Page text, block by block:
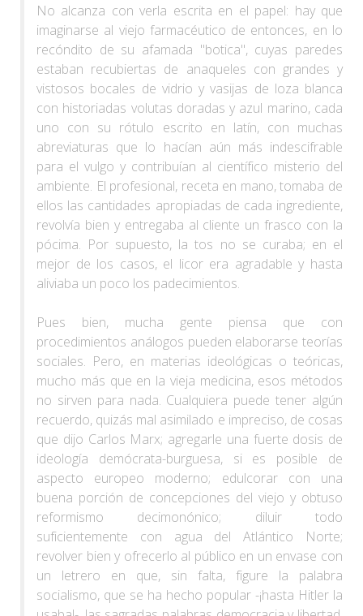
No alcanza con verla escrita en el papel: hay que
imaginarse al viejo farmacéutico de entonces, en lo
recóndito de su afamada "botica", cuyas paredes
estaban recubiertas de anaqueles con grandes y
vistosos bocales de vidrio y vasijas de loza blanca
con historiadas volutas doradas y azul marino, cada
uno con su rótulo escrito en latín, con muchas
abreviaturas que lo hacían aún más indescifrable
para el vulgo y contribuían al científico misterio del
ambiente. El profesional, receta en mano, tomaba de
ellos las cantidades apropiadas de cada ingrediente,
revolvía bien y entregaba al cliente un frasco con la
pócima. Por supuesto, la tos no se curaba; en el
mejor de los casos, el licor era agradable y hasta
aliviaba un poco los padecimientos.
Pues bien, mucha gente piensa que con
procedimientos análogos pueden elaborarse teorías
sociales. Pero, en materias ideológicas o teóricas,
mucho más que en la vieja medicina, esos métodos
no sirven para nada. Cualquiera puede tener algún
recuerdo, quizás mal asimilado e impreciso, de cosas
que dijo Carlos Marx; agregarle una fuerte dosis de
ideología demócrata-burguesa, si es posible de
aspecto europeo moderno; edulcorar con una
buena porción de concepciones del viejo y obtuso
reformismo decimonónico; diluir todo
suficientemente con agua del Atlántico Norte;
revolver bien y ofrecerlo al público en un envase con
un letrero en que, sin falta, figure la palabra
socialismo, que se ha hecho popular -¡hasta Hitler la